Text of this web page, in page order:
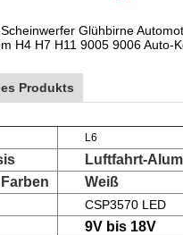
Glühbirne
H4 H7 H11 9005 9006 Auto-
Produkts
L6
Luftfahrt-
Weiß
CSP3570 LED
9V bis 18V